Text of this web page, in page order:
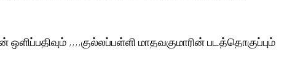
ஒளிப்பதிவும் ,,,,குல்லப்பள்ளி மாதவகுமாரின் படத்தொகுப்பும்